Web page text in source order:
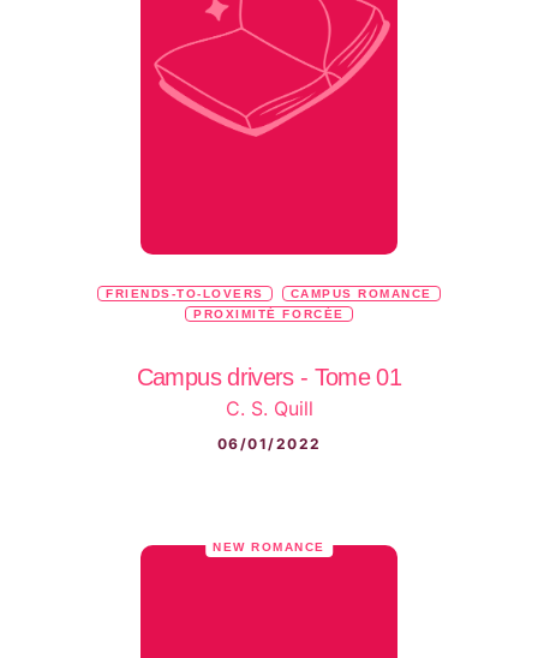
FRIENDS-TO-LOVERS
CAMPUS ROMANCE
PROXIMITÉ FORCÉE
Campus drivers - Tome 01
C. S. Quill
06/01/2022
NEW ROMANCE